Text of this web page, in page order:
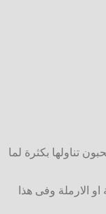
تناولها بكثرة لما
الارملة وفى هذا